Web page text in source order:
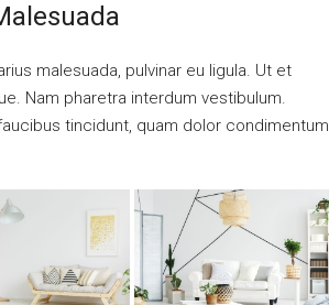
malesuada, pulvinar eu ligula. Ut et
Nam pharetra interdum vestibulum.
tincidunt, quam dolor condimentum